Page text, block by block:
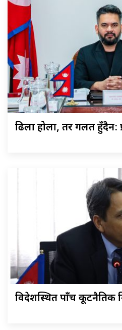
ढिला होला, तर गलत हुँदैन:
विदेशस्थित पाँच कूटनैतिक